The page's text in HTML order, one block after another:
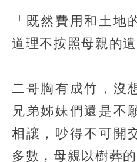
「既然費用和土地
道理不按照母親的
二哥胸有成竹，沒
兄弟姊妹們還是不
相讓，吵得不可開
多數，母親以樹葬